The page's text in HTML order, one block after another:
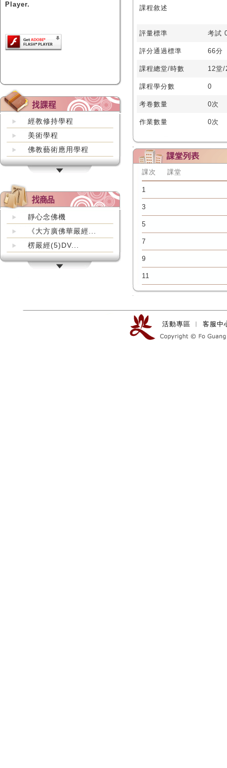
Player.
經教修持學程
美術學程
佛教藝術應用學程
靜心念佛機
《大方廣佛華嚴經...
楞嚴經(5)DV...
課程敘述
評量標準 考試
評分通過標準 66分
課程總堂/時數 12堂/
課程學分數 0
考卷數量 0次
作業數量 0次
課次 課堂
1
3
5
7
9
11
活動專區 ︱ 客服中